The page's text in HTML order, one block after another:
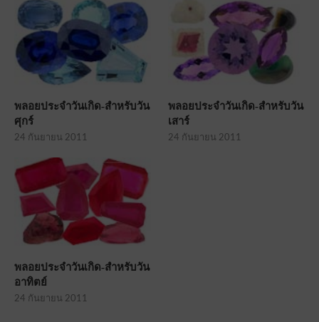
พลอยประจำวันเกิด-สำหรับวัน
ศุกร์
24 กันยายน 2011
พลอยประจำวันเกิด-สำหรับวัน
เสาร์
24 กันยายน 2011
พลอยประจำวันเกิด-สำหรับวัน
อาทิตย์
24 กันยายน 2011